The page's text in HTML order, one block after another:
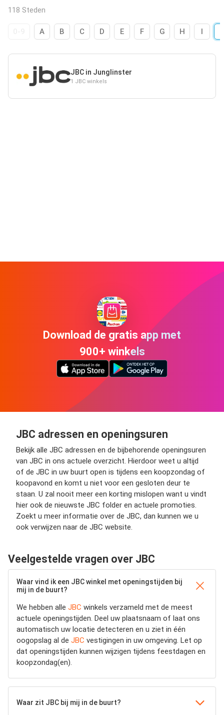
118 Steden
A B C D E F G H I
JBC in Junglinster
1 JBC winkels
Download de gratis app met
900+ winkels
JBC adressen en openingsuren
Bekijk alle JBC adressen en de bijbehorende openingsuren
van JBC in ons actuele overzicht. Hierdoor weet u altijd
of de JBC in uw buurt open is tijdens een koopzondag of
koopavond en komt u niet voor een gesloten deur te
staan. U zal nooit meer een korting mislopen want u vindt
hier ook de nieuwste JBC folder en actuele promoties.
Zoekt u meer informatie over de JBC, dan kunnen we u
ook verwijzen naar de JBC website.
Veelgestelde vragen over JBC
Waar vind ik een JBC winkel met openingstijden bij
mij in de buurt?
We hebben alle JBC winkels verzameld met de meest
actuele openingstijden. Deel uw plaatsnaam of laat ons
automatisch uw locatie detecteren en u ziet in één
oogopslag al de JBC vestigingen in uw omgeving. Let op
dat openingstijden kunnen wijzigen tijdens feestdagen en
koopzondag(en).
Waar zit JBC bij mij in de buurt?